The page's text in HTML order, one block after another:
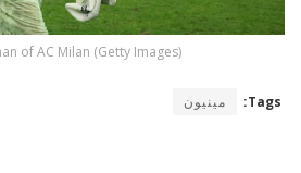
of AC Milan (Getty Images)
Tags: مينيون